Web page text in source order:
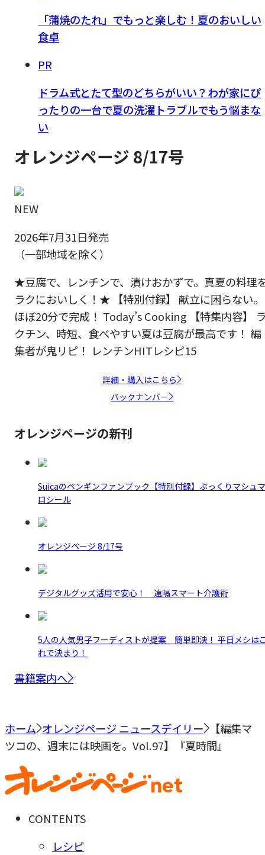
「蒲焼のたれ」でもっと楽しむ！夏のおいしい
食卓
PR
ドラム式とたて型のどちらがいい？わが家にぴ
ったりの一台で夏の洗濯トラブルでもう悩まな
い
オレンジページ 8/17号
NEW
2026年7月31日発売
（一部地域を除く）
★豆腐で、レンチンで、漬けおかずで。真夏の料理
ラクにおいしく！★ 【特別付録】 献立に困らない。
ほぼ20分で完成！ Today’s Cooking 【特集内容】
クチン、時短、食べやすい夏は豆腐が最高です！ 編
集者が鬼リピ！ レンチンHITレシピ15
詳細・購入はこちら
バックナンバー
オレンジページの新刊
Suicaのペンギンファンブック【特別付録】ぷっくりマシュマ
ロシール
オレンジページ 8/17号
デジタルグッズ活用で安心！ 遠隔スマート介護術
5人の人気男子フーディストが提案 簡単即決！ 平日メシは
れで決まり！
書籍案内へ
ホーム オレンジページ ニュースデイリー
【編集マ
ツコの、週末には映画を。Vol.97】『夏時間』
CONTENTS
レシピ